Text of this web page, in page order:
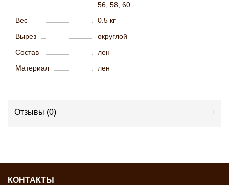
56, 58, 60
Вес
0.5 кг
Вырез
округлой
Состав
лен
Материал
лен
Отзывы (0)
КОНТАКТЫ